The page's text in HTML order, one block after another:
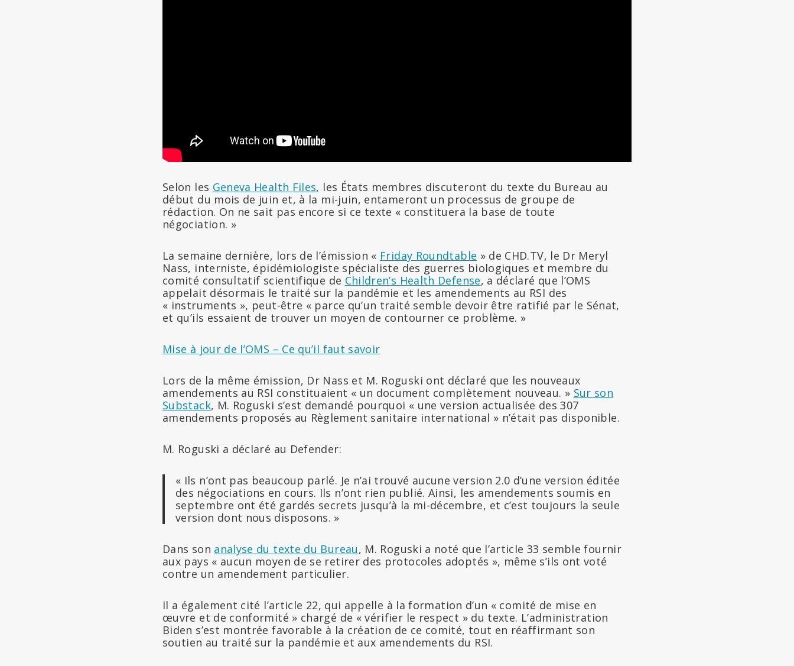
Selon les Geneva Health Files, les États membres discuteront du texte du Bureau au
début du mois de juin et, à la mi-juin, entameront un processus de groupe de
rédaction. On ne sait pas encore si ce texte « constituera la base de toute
négociation. »
La semaine dernière, lors de l’émission « Friday Roundtable » de CHD.TV, le Dr Meryl
Nass, interniste, épidémiologiste spécialiste des guerres biologiques et membre du
comité consultatif scientifique de Children’s Health Defense, a déclaré que l’OMS
appelait désormais le traité sur la pandémie et les amendements au RSI des
« instruments », peut-être « parce qu’un traité semble devoir être ratifié par le Sénat,
et qu’ils essaient de trouver un moyen de contourner ce problème. »
Mise à jour de l’OMS – Ce qu’il faut savoir
Lors de la même émission, Dr Nass et M. Roguski ont déclaré que les nouveaux
amendements au RSI constituaient « un document complètement nouveau. » Sur son
Substack, M. Roguski s’est demandé pourquoi « une version actualisée des 307
amendements proposés au Règlement sanitaire international » n’était pas disponible.
M. Roguski a déclaré au Defender:
« Ils n’ont pas beaucoup parlé. Je n’ai trouvé aucune version 2.0 d’une version éditée
des négociations en cours. Ils n’ont rien publié. Ainsi, les amendements soumis en
septembre ont été gardés secrets jusqu’à la mi-décembre, et c’est toujours la seule
version dont nous disposons. »
Dans son analyse du texte du Bureau, M. Roguski a noté que l’article 33 semble fournir
aux pays « aucun moyen de se retirer des protocoles adoptés », même s’ils ont voté
contre un amendement particulier.
Il a également cité l’article 22, qui appelle à la formation d’un « comité de mise en
œuvre et de conformité » chargé de « vérifier le respect » du texte. L’administration
Biden s’est montrée favorable à la création de ce comité, tout en réaffirmant son
soutien au traité sur la pandémie et aux amendements du RSI.